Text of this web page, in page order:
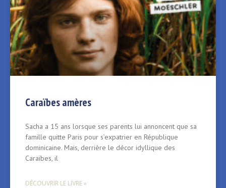
Caraïbes amères
Sacha a 15 ans lorsque ses parents lui annoncent que sa
famille quitte Paris pour s’expatrier en République
dominicaine. Mais, derrière le décor idyllique des
Caraïbes, il
DÉCOUVRIR LE LIVRE »